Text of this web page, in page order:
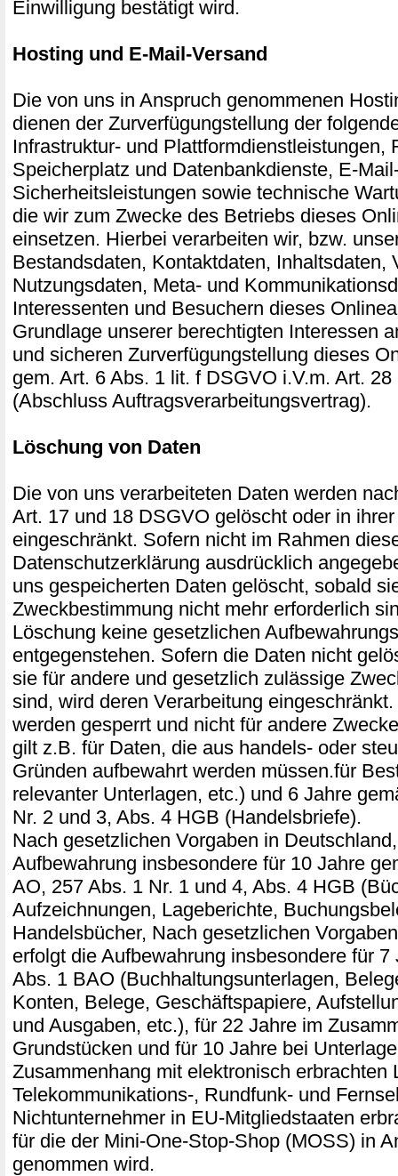
Einwilligung bestätigt wird.
Hosting und E-Mail-Versand
Die von uns in Anspruch genommenen
dienen der Zurverfügungstellung der
Infrastruktur- und Plattformdienstleistungen,
Speicherplatz und Datenbankdienste, E-
Sicherheitsleistungen sowie technische
die wir zum Zwecke des Betriebs dieses
einsetzen. Hierbei verarbeiten wir, bzw.
Bestandsdaten, Kontaktdaten, Inhaltsdaten,
Nutzungsdaten, Meta- und
Interessenten und Besuchern dieses
Grundlage unserer berechtigten Interessen
und sicheren Zurverfügungstellung dieses
gem. Art. 6 Abs. 1 lit. f DSGVO i.V.m. Art.
(Abschluss Auftragsverarbeitungsvertrag).
Löschung von Daten
Die von uns verarbeiteten Daten werden
Art. 17 und 18 DSGVO gelöscht oder in
eingeschränkt. Sofern nicht im Rahmen
Datenschutzerklärung ausdrücklich
uns gespeicherten Daten gelöscht, sobald
Zweckbestimmung nicht mehr erforderlich
Löschung keine gesetzlichen
entgegenstehen. Sofern die Daten nicht
sie für andere und gesetzlich zulässige
sind, wird deren Verarbeitung
werden gesperrt und nicht für andere
gilt z.B. für Daten, die aus handels- oder
Gründen aufbewahrt werden müssen.für
relevanter Unterlagen, etc.) und 6 Jahre
Nr. 2 und 3, Abs. 4 HGB (Handelsbriefe).
Nach gesetzlichen Vorgaben in
Aufbewahrung insbesondere für 10 Jahre
AO, 257 Abs. 1 Nr. 1 und 4, Abs. 4 HGB
Aufzeichnungen, Lageberichte,
Handelsbücher, Nach gesetzlichen
erfolgt die Aufbewahrung insbesondere für 7
Abs. 1 BAO (Buchhaltungsunterlagen,
Konten, Belege, Geschäftspapiere,
und Ausgaben, etc.), für 22 Jahre im
Grundstücken und für 10 Jahre bei
Zusammenhang mit elektronisch erbrachten
Telekommunikations-, Rundfunk- und
Nichtunternehmer in EU-Mitgliedstaaten
für die der Mini-One-Stop-Shop (MOSS) in
genommen wird.